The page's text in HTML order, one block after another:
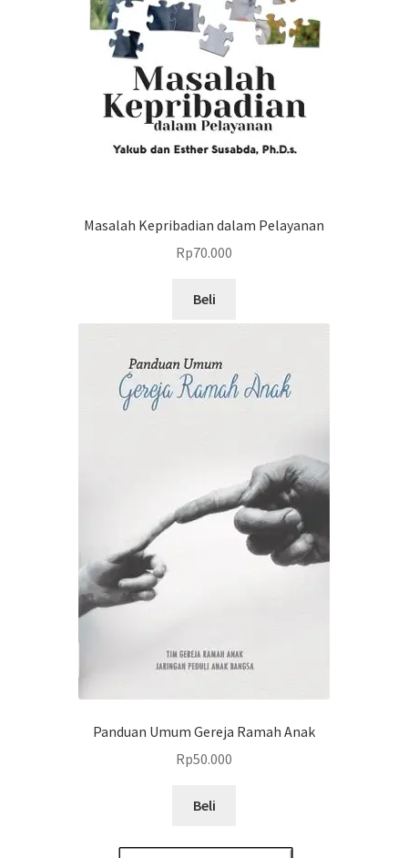
Masalah Kepribadian dalam Pelayanan
Rp70.000
Beli
Panduan Umum Gereja Ramah Anak
Rp50.000
Beli